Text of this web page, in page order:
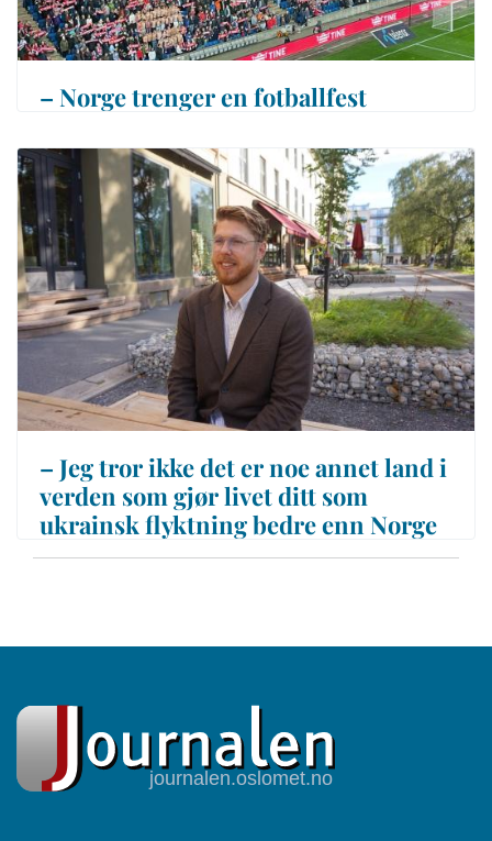
– Norge trenger en fotballfest
– Jeg tror ikke det er noe annet land i
verden som gjør livet ditt som
ukrainsk flyktning bedre enn Norge